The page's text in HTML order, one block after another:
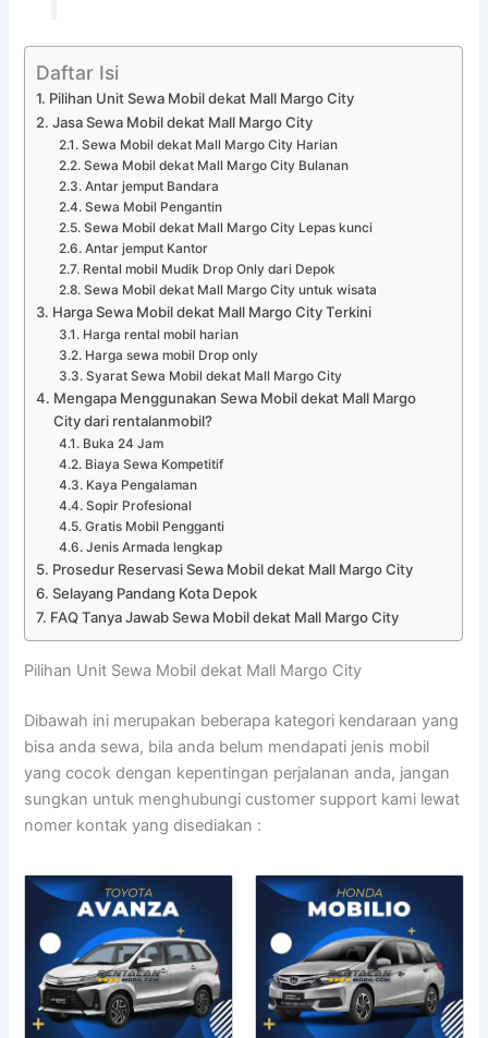
Daftar Isi
Pilihan Unit Sewa Mobil dekat Mall Margo City
Jasa Sewa Mobil dekat Mall Margo City
Sewa Mobil dekat Mall Margo City Harian
Sewa Mobil dekat Mall Margo City Bulanan
Antar jemput Bandara
Sewa Mobil Pengantin
Sewa Mobil dekat Mall Margo City Lepas kunci
Antar jemput Kantor
Rental mobil Mudik Drop Only dari Depok
Sewa Mobil dekat Mall Margo City untuk wisata
Harga Sewa Mobil dekat Mall Margo City Terkini
Harga rental mobil harian
Harga sewa mobil Drop only
Syarat Sewa Mobil dekat Mall Margo City
Mengapa Menggunakan Sewa Mobil dekat Mall Margo
City dari rentalanmobil?
Buka 24 Jam
Biaya Sewa Kompetitif
Kaya Pengalaman
Sopir Profesional
Gratis Mobil Pengganti
Jenis Armada lengkap
Prosedur Reservasi Sewa Mobil dekat Mall Margo City
Selayang Pandang Kota Depok
FAQ Tanya Jawab Sewa Mobil dekat Mall Margo City
Pilihan Unit Sewa Mobil dekat Mall Margo City
Dibawah ini merupakan beberapa kategori kendaraan yang
bisa anda sewa, bila anda belum mendapati jenis mobil
yang cocok dengan kepentingan perjalanan anda, jangan
sungkan untuk menghubungi customer support kami lewat
nomer kontak yang disediakan :